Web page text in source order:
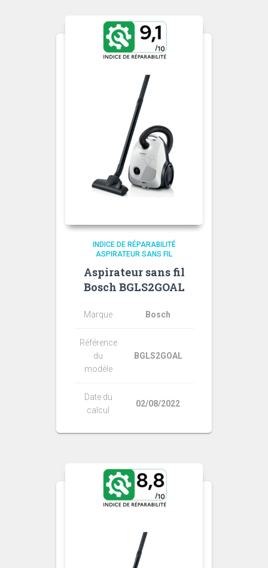
INDICE DE RÉPARABILITÉ
ASPIRATEUR SANS FIL
Aspirateur sans fil
Bosch BGLS2GOAL
Marque Bosch
Référence
du
modèle
BGLS2GOAL
Date du
calcul
02/08/2022